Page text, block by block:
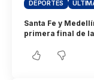
DEPORTES
Santa Fe y
primera final de